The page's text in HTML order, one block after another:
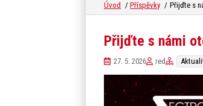
Úvod Příspěvky Přijďte s
Přijďte s námi
27. 5. 2026 red